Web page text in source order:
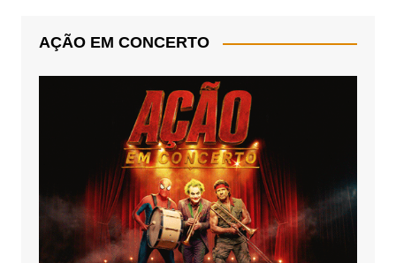
AÇÃO EM CONCERTO